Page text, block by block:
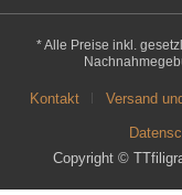
* Alle Preise inkl.
Kontakt Versand
Copyright ©